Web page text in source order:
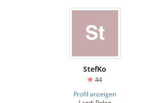
StefKo
44
Profil anzeigen